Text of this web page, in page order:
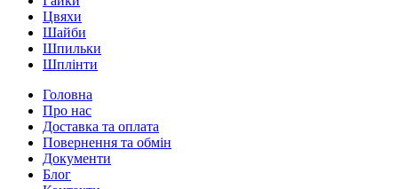
Цвяхи
Шайби
Шпильки
Шплінти
Головна
Про нас
Доставка та оплата
Повернення та обмін
Документи
Блог